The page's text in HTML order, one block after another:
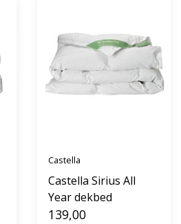
Castella
Castella Sirius All
Year dekbed
139,00